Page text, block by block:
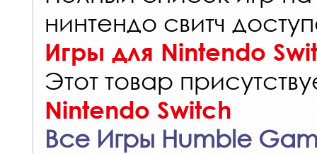
нинтендо свитч
Игры для Nintendo
Этот товар
Nintendo Switch
Все Игры Humble